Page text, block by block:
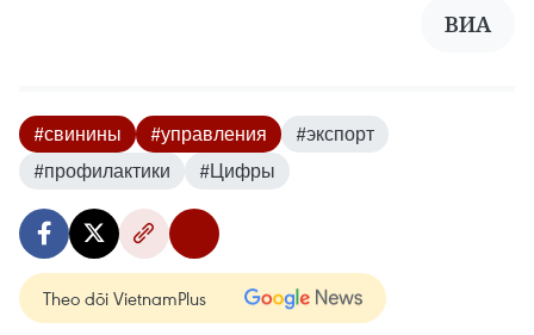
ВИА
#свинины #управления
#экспорт
#профилактики
#Цифры
Theo dõi VietnamPlus